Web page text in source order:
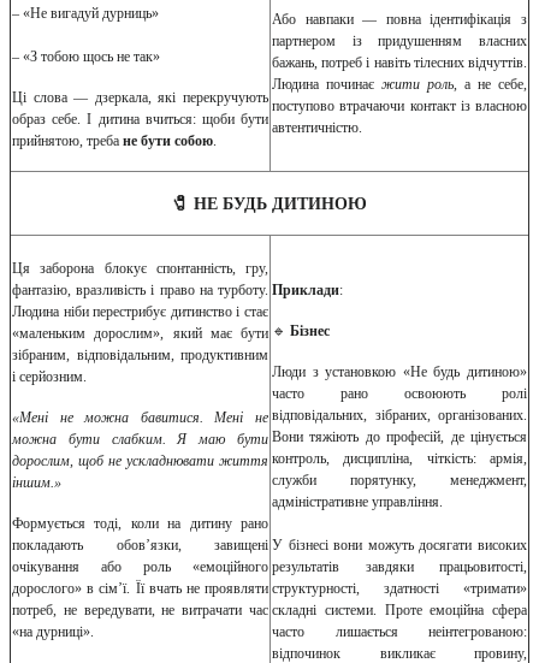
– «Не вигадуй дурниць»
– «З тобою щось не так»
Ці слова — дзеркала, які перекручують
образ себе. І дитина вчиться: щоби бути
прийнятою, треба не бути собою.
Або навпаки — повна ідентифікація з
партнером із придушенням власних
бажань, потреб і навіть тілесних відчуттів.
Людина починає жити роль, а не себе,
поступово втрачаючи контакт із власною
автентичністю.
🧷 НЕ БУДЬ ДИТИНОЮ
Ця заборона блокує спонтанність, гру,
фантазію, вразливість і право на турботу.
Людина ніби перестрибує дитинство і стає
«маленьким дорослим», який має бути
зібраним, відповідальним, продуктивним
і серйозним.
«Мені не можна бавитися. Мені не
можна бути слабким. Я маю бути
дорослим, щоб не ускладнювати життя
іншим.»
Формується тоді, коли на дитину рано
покладають обов’язки, завищені
очікування або роль «емоційного
дорослого» в сім’ї. Її вчать не проявляти
потреб, не вередувати, не витрачати час
«на дурниці».
Приклади:
🔹 Бізнес
Люди з установкою «Не будь дитиною»
часто рано освоюють ролі
відповідальних, зібраних, організованих.
Вони тяжіють до професій, де цінується
контроль, дисципліна, чіткість: армія,
служби порятунку, менеджмент,
адміністративне управління.
У бізнесі вони можуть досягати високих
результатів завдяки працьовитості,
структурності, здатності «тримати»
складні системи. Проте емоційна сфера
часто лишається неінтегрованою:
відпочинок викликає провину,